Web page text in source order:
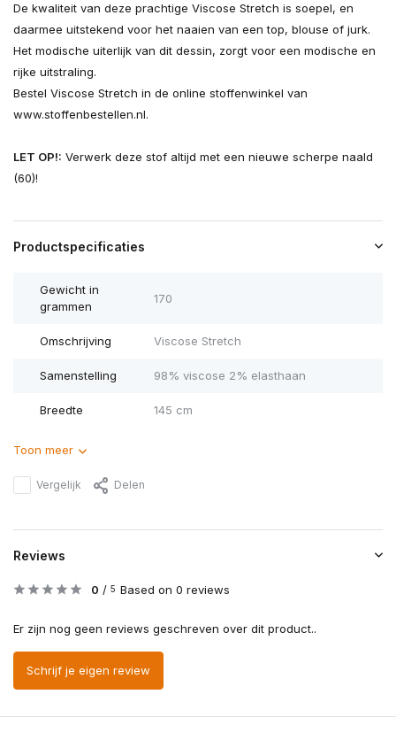
De kwaliteit van deze prachtige Viscose Stretch is soepel, en
daarmee uitstekend voor het naaien van een top, blouse of jurk.
Het modische uiterlijk van dit dessin, zorgt voor een modische en
rijke uitstraling.
Bestel Viscose Stretch in de online stoffenwinkel van
www.stoffenbestellen.nl.
LET OP!: Verwerk deze stof altijd met een nieuwe scherpe naald
(60)!
Productspecificaties
Gewicht in
grammen
170
Omschrijving Viscose Stretch
Samenstelling 98% viscose 2% elasthaan
Breedte 145 cm
Toon meer
Vergelijk Delen
Reviews
0 / 5 Based on 0 reviews
Er zijn nog geen reviews geschreven over dit product..
Schrijf je eigen review